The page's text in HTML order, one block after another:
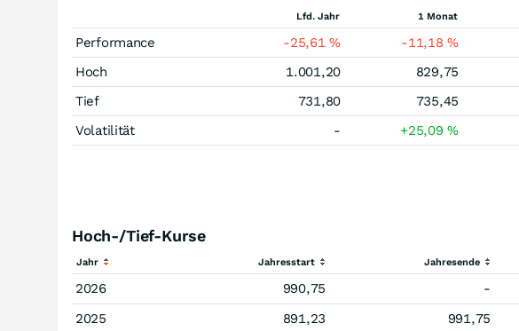
Lfd. Jahr 1 Monat
Performance -25,61% -11,18%
Hoch
1.001,20 829,75
Tief
731,80 735,45
Volatilität
- +25,09%
Hoch-/Tief-Kurse
Jahr Jahresstart Jahresende
2026 990,75 -
2025
891,23 991,75